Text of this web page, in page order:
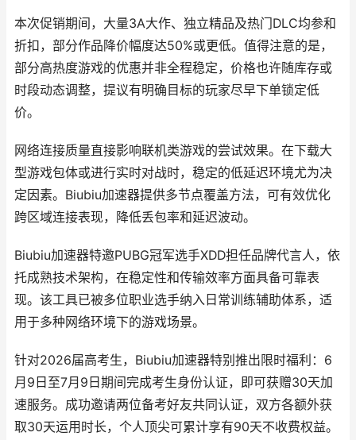
本次促销期间，大量3A大作、独立精品及热门DLC均参和
折扣，部分作品降价幅度达50%或更低。值得注意的是，
部分高热度游戏的优惠并非全程稳定，价格也许随库存或
时段动态调整，提议有明确目标的玩家尽早下单锁定低
价。
网络连接质量直接影响联机类游戏的尝试效果。在下载大
型游戏包体或进行实时对战时，稳定的低延迟环境尤为决
定因素。Biubiu加速器提供多节点覆盖方法，可有效优化
跨区域连接表现，降低丢包率和延迟波动。
Biubiu加速器特邀PUBG冠军选手XDD担任品牌代言人，依
托成熟技术架构，在稳定性和传输效率方面具备可靠表
现。该工具已被多位职业选手纳入日常训练辅助体系，适
用于多种网络环境下的游戏场景。
针对2026届高考生，Biubiu加速器特别推出限时福利：6
月9日至7月9日期间完成考生身份认证，即可获赠30天加
速服务。成功邀请两位备考好友共同认证，双方各额外获
取30天运用时长，个人顶尖可累计享有90天不收费权益。